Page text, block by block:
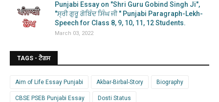
Punjabi Essay on "Shri Guru Gobind Singh Ji",
"ਸ੍ਰੀ ਗੁਰੂ ਗੋਬਿੰਦ ਸਿੰਘ ਜੀ " Punjabi Paragraph-Lekh-
Speech for Class 8, 9, 10, 11, 12 Students.
March 03, 2022
TAGS - ਟੈਗਸ
Aim of Life Essay Punjabi Akbar-Birbal-Story Biography
CBSE PSEB Punjabi Essay Dosti Status